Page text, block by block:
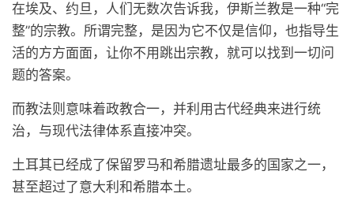
在埃及、约旦，人们无数次告诉我，伊斯兰教是一种“完
整”的宗教。所谓完整，是因为它不仅是信仰，也指导生
活的方方面面，让你不用跳出宗教，就可以找到一切问
题的答案。
而教法则意味着政教合一，并利用古代经典来进行统
治，与现代法律体系直接冲突。
土耳其已经成了保留罗马和希腊遗址最多的国家之一，
甚至超过了意大利和希腊本土。